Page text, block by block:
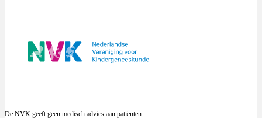
De NVK geeft geen medisch advies aan patiënten.